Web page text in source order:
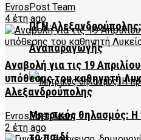
ΠΓΝ
Αναπαραγωγής
Μητρικός θηλασμός: Η
το παιδί
EvrosPost Team
4 έτη ago
Αναβολή για τις 19
υπόθεσης του καθηγητή
Αλεξανδρούπολης
EvrosPost Team
2 έτη ago